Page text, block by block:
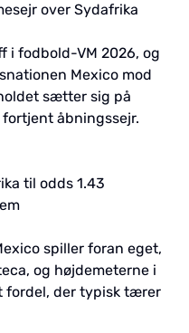
over Sydafrika
i fodbold-VM 2026, og
Mexico mod
sætter sig på
åbningssejr.
til odds 1.43
spiller foran eget,
og højdemeterne i
fordel, der typisk tærer